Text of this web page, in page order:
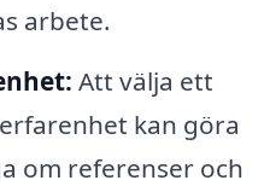
arbete.
Att välja ett
kan göra
om referenser och